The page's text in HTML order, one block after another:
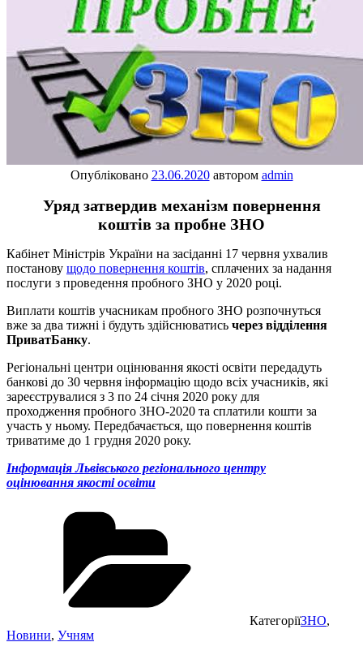
Опубліковано 23.06.2020автором admin
Уряд затвердив механізм повернення
коштів за пробне ЗНО
Кабінет Міністрів України на засіданні 17 червня ухвалив
постанову щодо повернення коштів, сплачених за надання
послуги з проведення пробного ЗНО у 2020 році.
Виплати коштів учасникам пробного ЗНО розпочнуться
вже за два тижні і будуть здійснюватись через відділення
ПриватБанку.
Регіональні центри оцінювання якості освіти передадуть
банкові до 30 червня інформацію щодо всіх учасників, які
зареєструвалися з 3 по 24 січня 2020 року для
проходження пробного ЗНО-2020 та сплатили кошти за
участь у ньому. Передбачається, що повернення коштів
триватиме до 1 грудня 2020 року.
Інформація Львівського регіонального центру
оцінювання якості освіти
КатегоріїЗНО,
Новини, Учням